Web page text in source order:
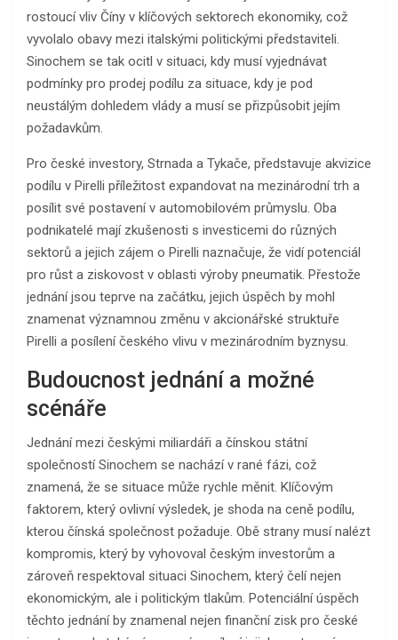
rostoucí vliv Číny v klíčových sektorech ekonomiky, což
vyvolalo obavy mezi italskými politickými představiteli.
Sinochem se tak ocitl v situaci, kdy musí vyjednávat
podmínky pro prodej podílu za situace, kdy je pod
neustálým dohledem vlády a musí se přizpůsobit jejím
požadavkům.
Pro české investory, Strnada a Tykače, představuje akvizice
podílu v Pirelli příležitost expandovat na mezinárodní trh a
posílit své postavení v automobilovém průmyslu. Oba
podnikatelé mají zkušenosti s investicemi do různých
sektorů a jejich zájem o Pirelli naznačuje, že vidí potenciál
pro růst a ziskovost v oblasti výroby pneumatik. Přestože
jednání jsou teprve na začátku, jejich úspěch by mohl
znamenat významnou změnu v akcionářské struktuře
Pirelli a posílení českého vlivu v mezinárodním byznysu.
Budoucnost jednání a možné
scénáře
Jednání mezi českými miliardáři a čínskou státní
společností Sinochem se nachází v rané fázi, což
znamená, že se situace může rychle měnit. Klíčovým
faktorem, který ovlivní výsledek, je shoda na ceně podílu,
kterou čínská společnost požaduje. Obě strany musí nalézt
kompromis, který by vyhovoval českým investorům a
zároveň respektoval situaci Sinochem, který čelí nejen
ekonomickým, ale i politickým tlakům. Potenciální úspěch
těchto jednání by znamenal nejen finanční zisk pro české